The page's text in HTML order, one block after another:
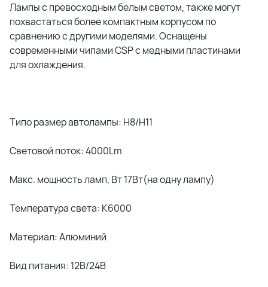
Лампы с превосходным белым светом, также могут
похвастаться более компактным корпусом по
сравнению с другими моделями. Оснащены
современными чипами CSP с медными пластинами
для охлаждения.
Типо размер автолампы: H8/H11
Световой поток: 4000Lm
Макс. мощность ламп, Вт 17Вт(на одну лампу)
Температура света: К6000
Материал: Алюминий
Вид питания: 12В/24В